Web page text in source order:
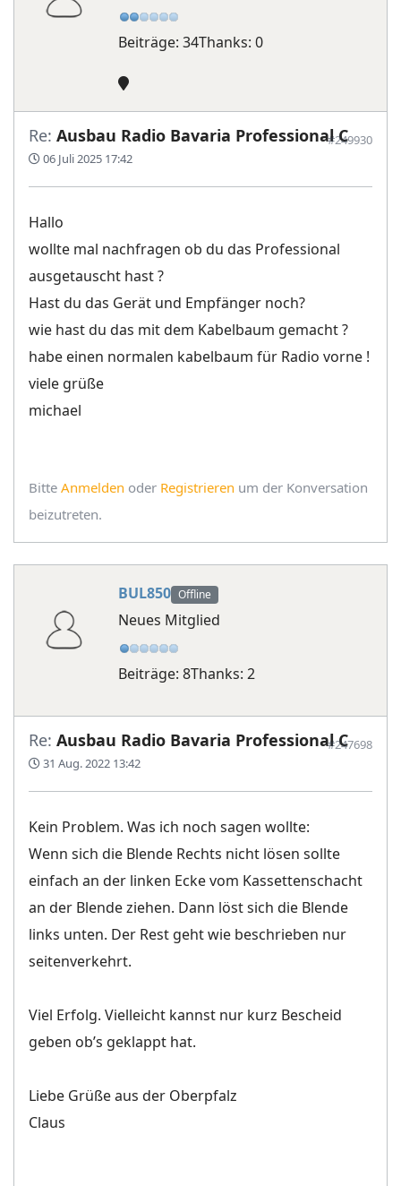
Beiträge: 34Thanks: 0
Re: Ausbau Radio Bavaria Professional C
06 Juli 2025 17:42
#249930
Hallo
wollte mal nachfragen ob du das Professional
ausgetauscht hast ?
Hast du das Gerät und Empfänger noch?
wie hast du das mit dem Kabelbaum gemacht ?
habe einen normalen kabelbaum für Radio vorne !
viele grüße
michael
Bitte Anmelden oder Registrieren um der Konversation
beizutreten.
BUL850 Offline
Neues Mitglied
Beiträge: 8Thanks: 2
Re: Ausbau Radio Bavaria Professional C
31 Aug. 2022 13:42
#247698
Kein Problem. Was ich noch sagen wollte:
Wenn sich die Blende Rechts nicht lösen sollte
einfach an der linken Ecke vom Kassettenschacht
an der Blende ziehen. Dann löst sich die Blende
links unten. Der Rest geht wie beschrieben nur
seitenverkehrt.
Viel Erfolg. Vielleicht kannst nur kurz Bescheid
geben ob’s geklappt hat.
Liebe Grüße aus der Oberpfalz
Claus